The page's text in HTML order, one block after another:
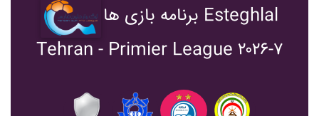
برنامه بازی ها Esteghlal
Tehran - Primier League ۲۰۲۶-۷